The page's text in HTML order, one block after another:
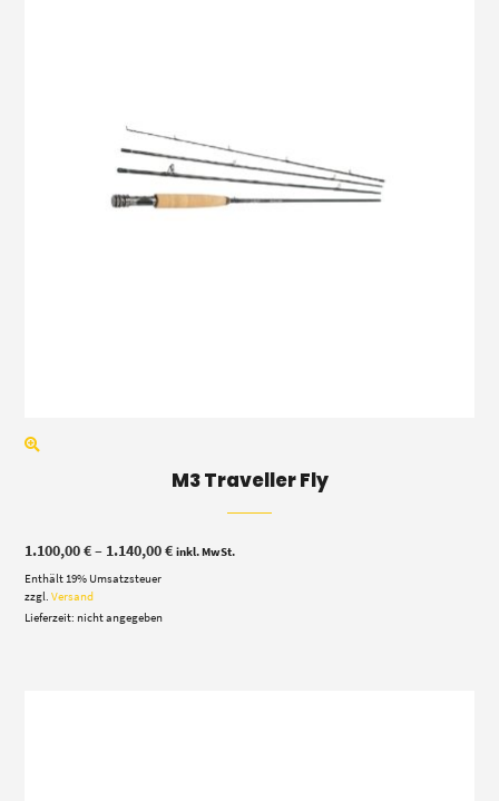
M3 Traveller Fly
1.100,00€– 1.140,00€Preisspanne:
inkl. MwSt.
Enthält 19% Umsatzsteuer
zzgl.Versand
Lieferzeit: nicht angegeben